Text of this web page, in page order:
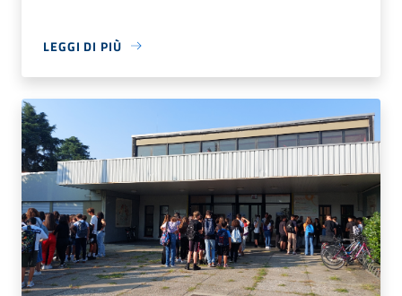
LEGGI DI PIÙ